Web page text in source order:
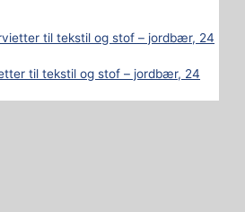
til tekstil og stof – jordbær, 24